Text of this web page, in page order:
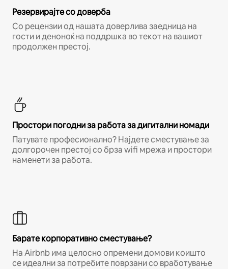
Резервирајте со доверба
Со рецензии од нашата доверлива заедница на
гости и деноноќна поддршка во текот на вашиот
продолжен престој.
Простори погодни за работа за дигитални номади
Патувате професионално? Најдете сместување за
долгорочен престој со брза wifi мрежа и простори
наменети за работа.
Барате корпоративно сместување?
На Airbnb има целосно опремени домови коишто
се идеални за потребите поврзани со вработување